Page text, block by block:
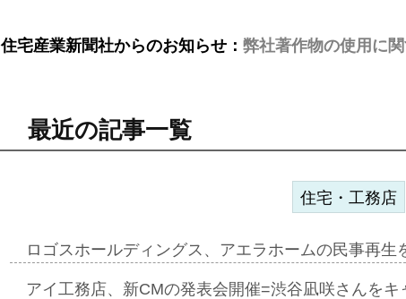
住宅産業新聞社からのお知らせ： 弊社著作物の使用に
最近の記事一覧
住宅・工務店
ロゴスホールディングス、アエラホームの民事再
アイ工務店、新CMの発表会開催=渋谷凪咲さんを